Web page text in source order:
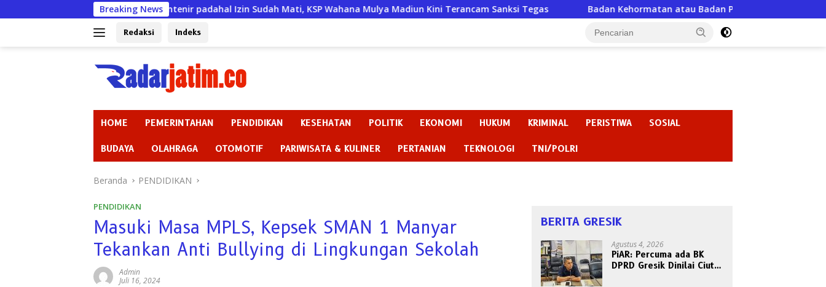
ke
Breaking News
Jerat Warga bak Rentenir padahal Izin Sudah Mati, KSP Wahana Mulya Madiun Kini Terancam Sanksi Tegas Badan Kehormatan atau Badan Pembiaran ? “Ketika Ketua DPRD Gresik
Redaksi Indeks
HOME PEMERINTAHAN PENDIDIKAN KESEHATAN POLITIK EKONOMI HUKUM KRIMINAL PERISTIWA SOSIAL
BUDAYA OLAHRAGA OTOMOTIF PARIWISATA & KULINER PERTANIAN TEKNOLOGI TNI/POLRI
Beranda PENDIDIKAN
PENDIDIKAN
Masuki Masa MPLS, Kepsek SMAN 1 Manyar
Tekankan Anti Bullying di Lingkungan Sekolah
Admin
Juli 16, 2024
BERITA GRESIK
Agustus 4, 2026
PiAR: Percuma ada BK
DPRD Gresik Dinilai Ciut